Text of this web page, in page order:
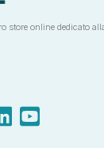
store online dedicato